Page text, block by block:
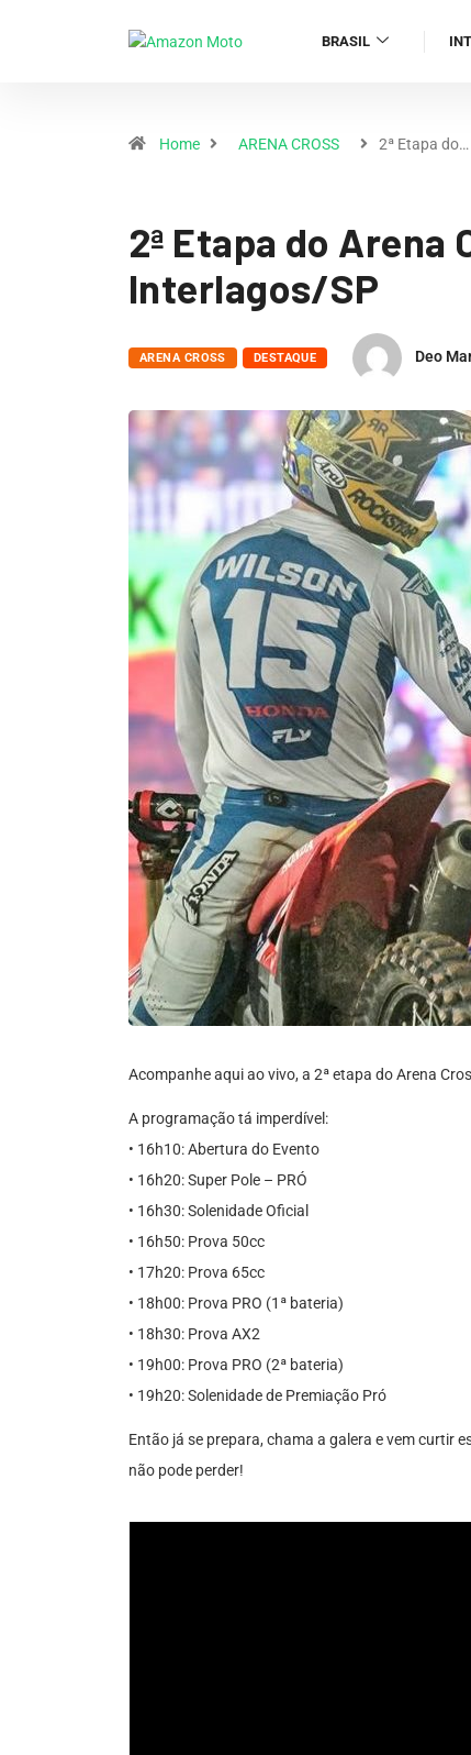
BRASIL
Home ARENA CROSS 2ª Etapa do…
2ª Etapa do Arena
Interlagos/SP
ARENA CROSS DESTAQUE Deo
Acompanhe aqui ao vivo, a 2ª etapa do Arena
A programação tá imperdível:
• 16h10: Abertura do Evento
• 16h20: Super Pole – PRÓ
• 16h30: Solenidade Oficial
• 16h50: Prova 50cc
• 17h20: Prova 65cc
• 18h00: Prova PRO (1ª bateria)
• 18h30: Prova AX2
• 19h00: Prova PRO (2ª bateria)
• 19h20: Solenidade de Premiação Pró
Então já se prepara, chama a galera e vem curtir
não pode perder!